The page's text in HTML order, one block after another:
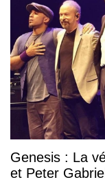
Genesis : La
et Peter